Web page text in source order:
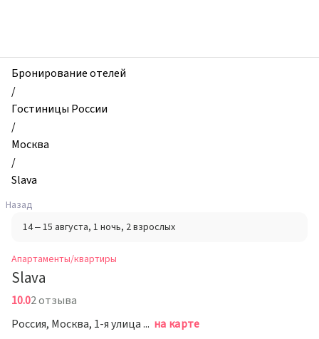
и
квартиры,
Slava,
Москва,
Россия
Бронирование отелей
/
Гостиницы России
/
Москва
/
Slava
Назад
14 – 15 августа, 1 ночь, 2 взрослых
Апартаменты/квартиры
Slava
10.02 отзыва
Россия, Москва, 1-я улица Ямского Поля, 1к1 на карте